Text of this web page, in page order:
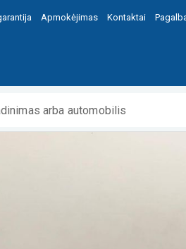
Apmokėjimas Kontaktai
S6 C8 4K Priekinis žibintas